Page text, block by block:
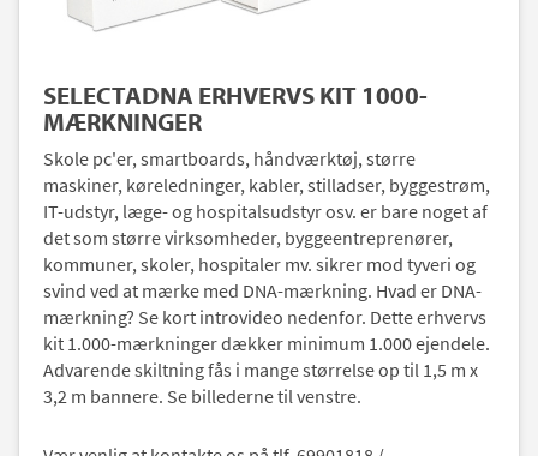
SELECTADNA ERHVERVS KIT 1000-
MÆRKNINGER
Skole pc'er, smartboards, håndværktøj, større
maskiner, køreledninger, kabler, stilladser, byggestrøm,
IT-udstyr, læge- og hospitalsudstyr osv. er bare noget af
det som større virksomheder, byggeentreprenører,
kommuner, skoler, hospitaler mv. sikrer mod tyveri og
svind ved at mærke med DNA-mærkning. Hvad er DNA-
mærkning? Se kort introvideo nedenfor. Dette erhvervs
kit 1.000-mærkninger dækker minimum 1.000 ejendele.
Advarende skiltning fås i mange størrelse op til 1,5 m x
3,2 m bannere. Se billederne til venstre.